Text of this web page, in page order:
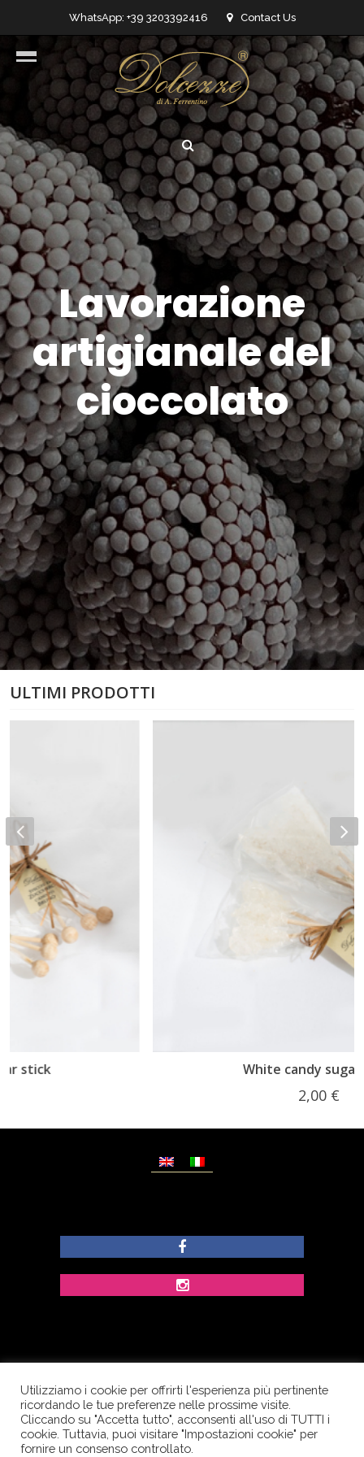
WhatsApp: +39 3203392416 Contact Us
info@dolcezzedicioccolato.it
Lavorazione
artigianale del
cioccolato
ULTIMI PRODOTTI
White candy sugar stick
© Copyright Dolcezze di Ferrentino A. - P.IVA
IT02609400656 - Tutti i diritti riservati.
Corso Palatucci, 65 - 84013 Cava de’ Tirreni (SA) -
Utilizziamo i cookie per offrirti l'esperienza più pertinente
ricordando le tue preferenze nelle prossime visite.
Cliccando su "Accetta tutto", acconsenti all'uso di TUTTI i
cookie. Tuttavia, puoi visitare "Impostazioni cookie" per
fornire un consenso controllato.